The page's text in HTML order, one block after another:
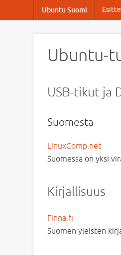
Ubuntu Suomi
Ubuntu-
USB-tikut ja
Suomesta
LinuxComp.net
Suomessa on yksi
Kirjallisuus
Finna.fi
Suomen yleisten